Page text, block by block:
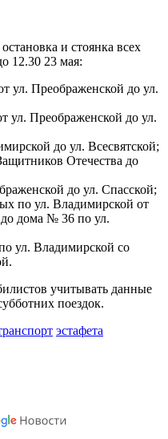
и стоянка всех
12.30 23 мая:
ул. Преображенской до ул.
ул. Преображенской до ул.
до ул. Всесвятской;
Отечества до
до ул. Спасской;
по ул. Владимирской от
дома № 36 по ул.
ул. Владимирской со
учитывать данные
поездок.
эстафета